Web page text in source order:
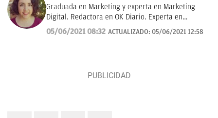
Graduada en Marketing y experta en Marketing
Digital. Redactora en OK Diario. Experta en
curiosidades, mascotas, consumo y Lotería de
Navidad.
05/06/2021 08:32 ACTUALIZADO: 05/06/2021 12:58